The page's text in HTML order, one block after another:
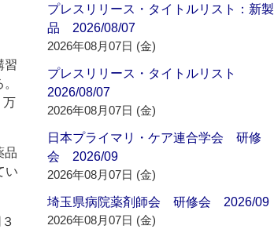
習
万
品
い
プレスリリース・タイトルリスト：新製
品 2026/08/07
2026年08月07日 (金)
プレスリリース・タイトルリスト
2026/08/07
2026年08月07日 (金)
日本プライマリ・ケア連合学会 研修
会 2026/09
2026年08月07日 (金)
埼玉県病院薬剤師会 研修会 2026/09
2026年08月07日 (金)